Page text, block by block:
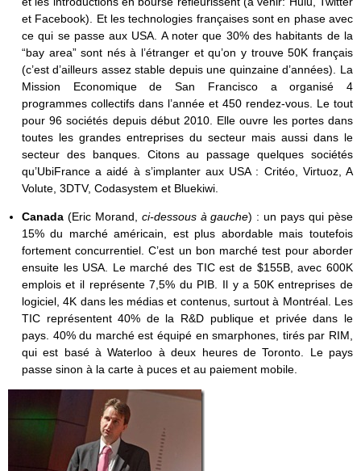
et Facebook). Et les technologies françaises sont en phase avec
ce qui se passe aux USA. A noter que 30% des habitants de la
“bay area” sont nés à l’étranger et qu’on y trouve 50K français
(c’est d’ailleurs assez stable depuis une quinzaine d’années). La
Mission Economique de San Francisco a organisé 4
programmes collectifs dans l’année et 450 rendez-vous. Le tout
pour 96 sociétés depuis début 2010. Elle ouvre les portes dans
toutes les grandes entreprises du secteur mais aussi dans le
secteur des banques. Citons au passage quelques sociétés
qu’UbiFrance a aidé à s’implanter aux USA : Critéo, Virtuoz, A
Volute, 3DTV, Codasystem et Bluekiwi.
Canada (Eric Morand, ci-dessous à gauche) : un pays qui pèse
15% du marché américain, est plus abordable mais toutefois
fortement concurrentiel. C’est un bon marché test pour aborder
ensuite les USA. Le marché des TIC est de $155B, avec 600K
emplois et il représente 7,5% du PIB. Il y a 50K entreprises de
logiciel, 4K dans les médias et contenus, surtout à Montréal. Les
TIC représentent 40% de la R&D publique et privée dans le
pays. 40% du marché est équipé en smarphones, tirés par RIM,
qui est basé à Waterloo à deux heures de Toronto. Le pays
passe sinon à la carte à puces et au paiement mobile.